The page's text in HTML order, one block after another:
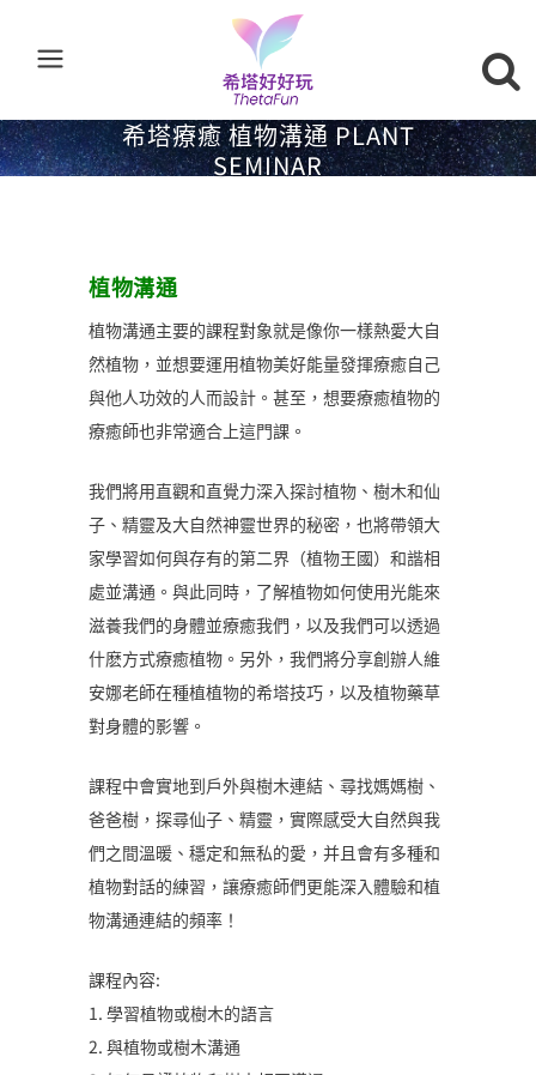
希塔療癒 植物溝通 PLANT
SEMINAR
植物溝通
植物溝通主要的課程對象就是像你一樣熱愛大自
然植物，並想要運用植物美好能量發揮療癒自己
與他人功效的人而設計。甚至，想要療癒植物的
療癒師也非常適合上這門課。
我們將用直觀和直覺力深入探討植物、樹木和仙
子、精靈及大自然神靈世界的秘密，也將帶領大
家學習如何與存有的第二界（植物王國）和諧相
處並溝通。與此同時，了解植物如何使用光能來
滋養我們的身體並療癒我們，以及我們可以透過
什麽方式療癒植物。另外，我們將分享創辦人維
安娜老師在種植植物的希塔技巧，以及植物藥草
對身體的影響。
課程中會實地到戶外與樹木連結、尋找媽媽樹、
爸爸樹，探尋仙子、精靈，實際感受大自然與我
們之間溫暖、穩定和無私的愛，并且會有多種和
植物對話的練習，讓療癒師們更能深入體驗和植
物溝通連結的頻率！
課程內容:
1. 學習植物或樹木的語言
2. 與植物或樹木溝通